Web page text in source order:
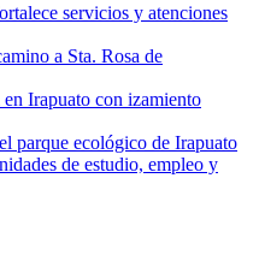
servicios y atenciones
a Sta. Rosa de
Irapuato con izamiento
parque ecológico de Irapuato
de estudio, empleo y